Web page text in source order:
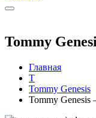
Tommy
Главная
T
Tommy Genesis
Tommy